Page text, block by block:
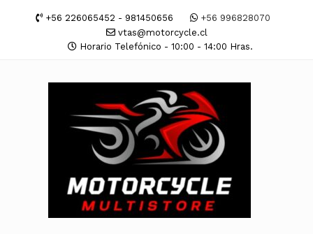
contenido+56 226065452 - 981450656
+56 996828070
vtas@motorcycle.cl
Horario Telefónico - 10:00 - 14:00 Hras.